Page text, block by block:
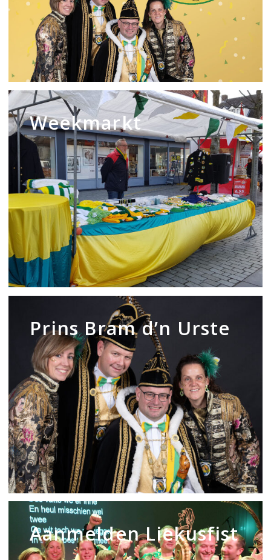
Weekmarkt
Weekmarkt
Bram
Urste
Prins Bram d’n Urste
Aanmelden
Liekusfist
Aanmelden Liekusfist